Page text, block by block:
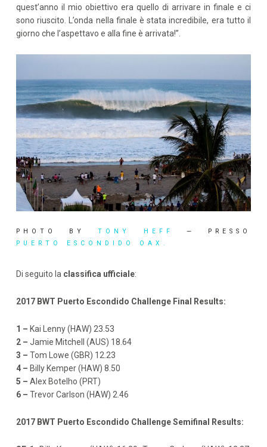
quest’anno il mio obiettivo era quello di arrivare in finale e ci
sono riuscito. L’onda nella finale è stata incredibile, era tutto il
giorno che l’aspettavo e alla fine è arrivata!”.
PHOTO BYTONY HEFF
— PRESSO
PUERTO ESCONDIDO OAX.
Di seguito la classifica ufficiale:
2017 BWT Puerto Escondido Challenge Final Results:
1 – Kai Lenny (HAW) 23.53
2 – Jamie Mitchell (AUS) 18.64
3 – Tom Lowe (GBR) 12.23
4 – Billy Kemper (HAW) 8.50
5 – Alex Botelho (PRT)
6 – Trevor Carlson (HAW) 2.46
2017 BWT Puerto Escondido Challenge Semifinal Results: